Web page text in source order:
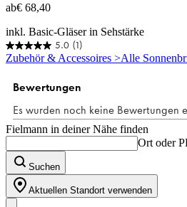
ab€ 68,40
inkl. Basic-Gläser in Sehstärke
5.0 (1)
5.0
von
Sternen.
Bewertung
Zubehör & Accessoires >Alle
Fielmann in deiner Nähe finden
Ort oder
Suchen
Aktuellen Standort verwenden